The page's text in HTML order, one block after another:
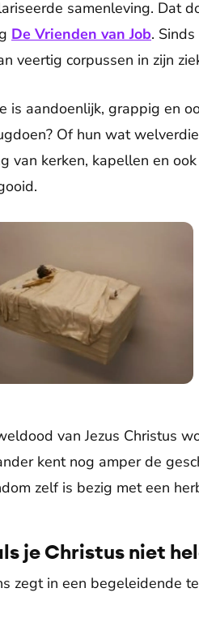
samenleving. Dat
De Vrienden van Job.
veertig corpussen in zijn
is aandoenlijk, grappig en
Of hun wat
van kerken, kapellen en
van Jezus Christus
kent nog amper de
zelf is bezig met een
je Christus niet
zegt in een begeleidende